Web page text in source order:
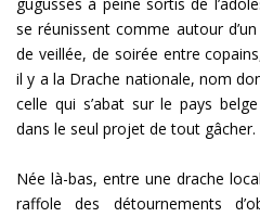
se réunissent comme autour
de veillée, de soirée entre
il y a la Drache nationale, nom
celle qui s’abat sur le pays
dans le seul projet de tout gâcher.
Née là-bas, entre une drache
raffole des détournements